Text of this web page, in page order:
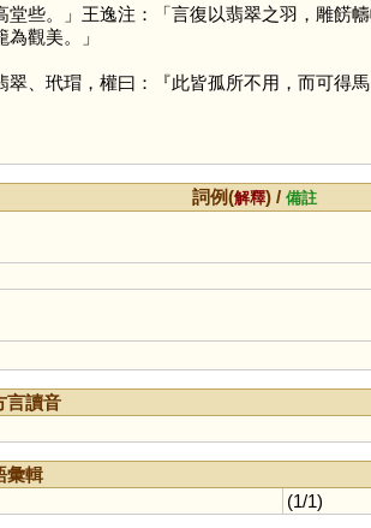
些。」王逸注：「言復以翡翠之羽，雕餝
觀美。」
玳瑁，權曰：『此皆孤所不用，而可得
詞例(解釋) /備註
言讀音
彙輯
(1/1)